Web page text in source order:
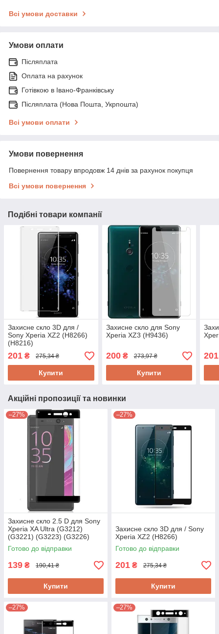
Всі умови доставки
Умови оплати
Післяплата
Оплата на рахунок
Готівкою в Івано-Франківську
Післяплата (Нова Пошта, Укрпошта)
Всі умови оплати
Умови повернення
Повернення товару впродовж 14 днів за рахунок покупця
Всі умови повернення
Подібні товари компанії
Захисне скло 3D для /
Sony Xperia XZ2 (H8266)
(H8216)
201 ₴ 275,34 ₴
Купити
Захисне скло для Sony
Xperia XZ3 (H9436)
200₴ 273,97 ₴
Купити
201
Акційні пропозиції та новинки
–27%
Захисне скло 2.5 D для Sony
Xperia XA Ultra (G3212)
(G3221) (G3223) (G3226)
Готово до відправки
139 ₴ 190,41 ₴
Купити
–27%
Захисне скло 3D для / Sony
Xperia XZ2 (H8266)
Готово до відправки
201 ₴ 275,34 ₴
Купити
–27% –27%